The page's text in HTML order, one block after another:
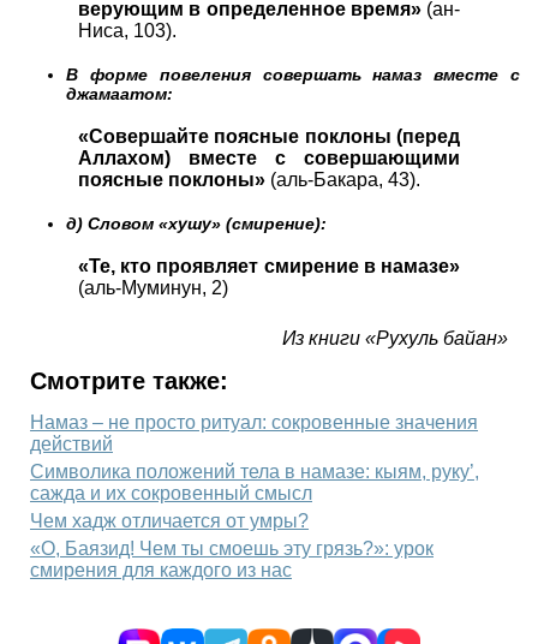
верующим в определенное время»(ан-
Ниса, 103).
В форме повеления совершать намаз вместе с
джамаатом:
«Совершайте поясные поклоны (перед
Аллахом) вместе с совершающими
поясные поклоны» (аль-Бакара, 43).
д) Словом «хушу» (смирение):
«Те, кто проявляет смирение в намазе»
(аль-Муминун, 2)
Из книги «Рухуль байан»
Смотрите также:
Намаз – не просто ритуал: сокровенные значения
действий
Символика положений тела в намазе: кыям, руку’,
сажда и их сокровенный смысл
Чем хадж отличается от умры?
«О, Баязид! Чем ты смоешь эту грязь?»: урок
смирения для каждого из нас